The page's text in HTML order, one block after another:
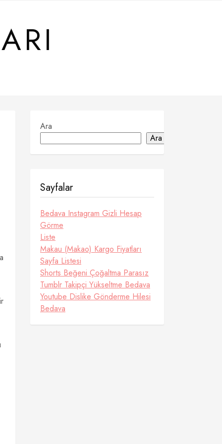
Ara
Ara
Sayfalar
Bedava Instagram Gizli Hesap
Görme
Liste
Makau (Makao) Kargo Fiyatları
Sayfa Listesi
Shorts Beğeni Çoğaltma Parasız
Tumblr Takipçi Yükseltme Bedava
Youtube Dislike Gönderme Hilesi
Bedava